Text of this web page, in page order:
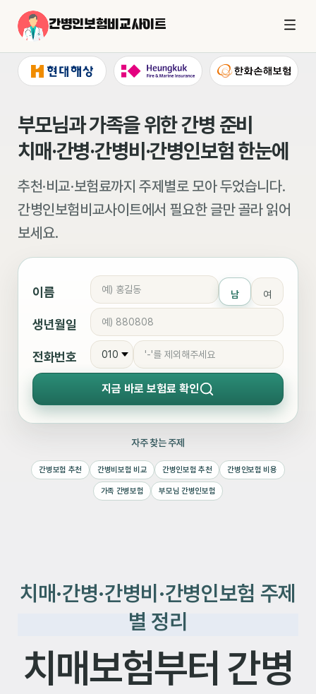
간병인보험비교사이트
부모님과 가족을 위한 간병 준비
치매·간병·간병비·간병인보험 한눈에
추천·비교·보험료까지 주제별로 모아 두었습니다.
간병인보험비교사이트에서 필요한 글만 골라 읽어
보세요.
이름 남 여
생년월일
전화번호
지금 바로 보험료 확인
자주 찾는 주제
간병보험 추천 간병비보험 비교 간병인보험 추천 간병인보험 비용
가족 간병보험 부모님 간병인보험
치매·간병·간병비·간병인보험 주제
별 정리
치매보험부터 간병